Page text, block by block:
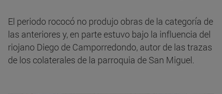
El periodo rococó no produjo obras de la categoría de
las anteriores y, en parte estuvo bajo la influencia del
riojano Diego de Camporredondo, autor de las trazas
de los colaterales de la parroquia de San Miguel.